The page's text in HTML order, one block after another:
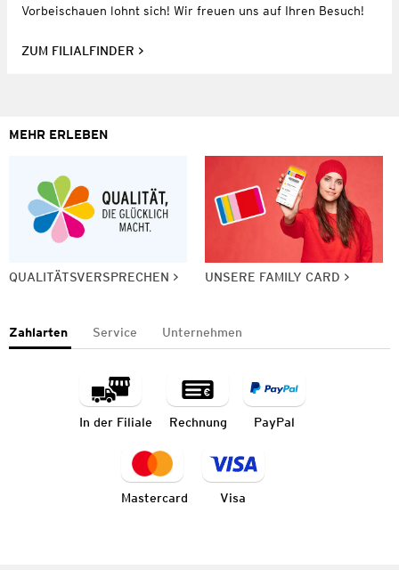
Vorbeischauen lohnt sich! Wir freuen uns auf Ihren Besuch!
ZUM FILIALFINDER
MEHR ERLEBEN
QUALITÄTSVERSPRECHEN UNSERE FAMILY CARD
Zahlarten Service Unternehmen
In der Filiale Rechnung PayPal
Mastercard Visa